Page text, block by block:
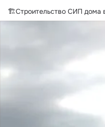
🏗Строительство СИП дома